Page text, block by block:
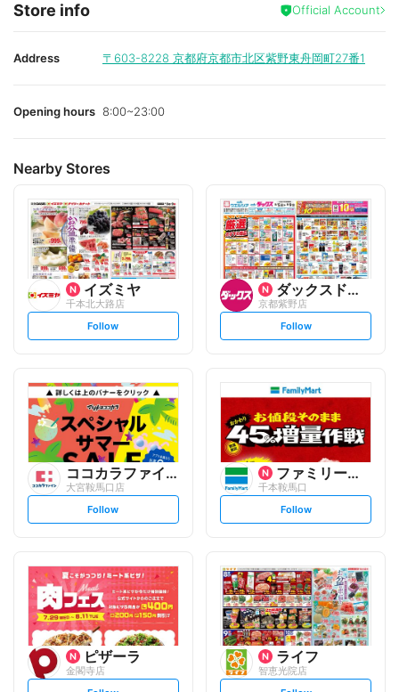
Store info Official Account
Address 〒603-8228 京都府京都市北区紫野東舟岡町27番1
Opening hours 8:00~23:00
Nearby Stores
イズミヤ
千本北大路店
s
t
l
o
w
Follow
ダックスドラッグ
京都紫野店
s
t
o
Follow
ココカラファイン
大宮鞍馬口店
s
t
l
o
w
Follow
ファミリーマート
千本鞍馬口
s
t
l
o
w
Follow
ピザーラ
金閣寺店
ライフ
智恵光院店